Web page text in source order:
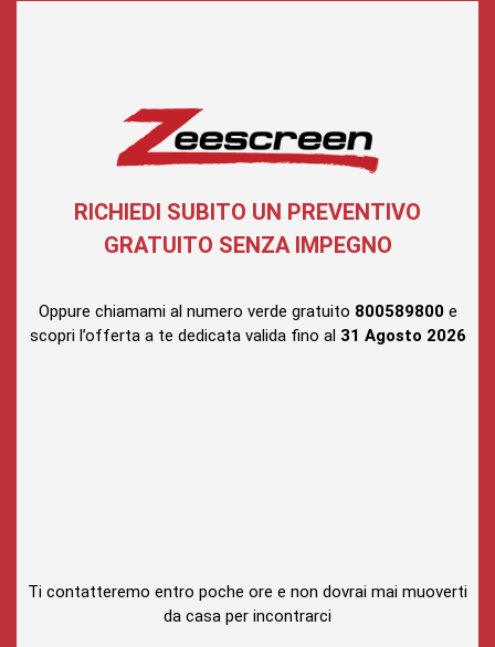
RICHIEDI SUBITO UN PREVENTIVO
GRATUITO SENZA IMPEGNO
Oppure chiamami al numero verde gratuito 800589800 e
scopri l’offerta a te dedicata valida fino al 31 Agosto 2026
Ti contatteremo entro poche ore e non dovrai mai muoverti
da casa per incontrarci